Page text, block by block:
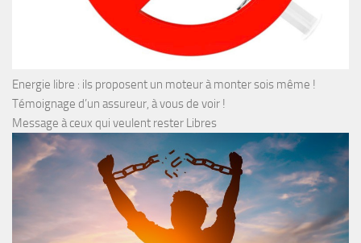
Energie libre : ils proposent un moteur à monter sois même !
Témoignage d’un assureur, à vous de voir !
Message à ceux qui veulent rester Libres